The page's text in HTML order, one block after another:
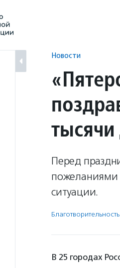
Новости
тысячи
Перед
пожеланиями
ситуации.
В 25 городах